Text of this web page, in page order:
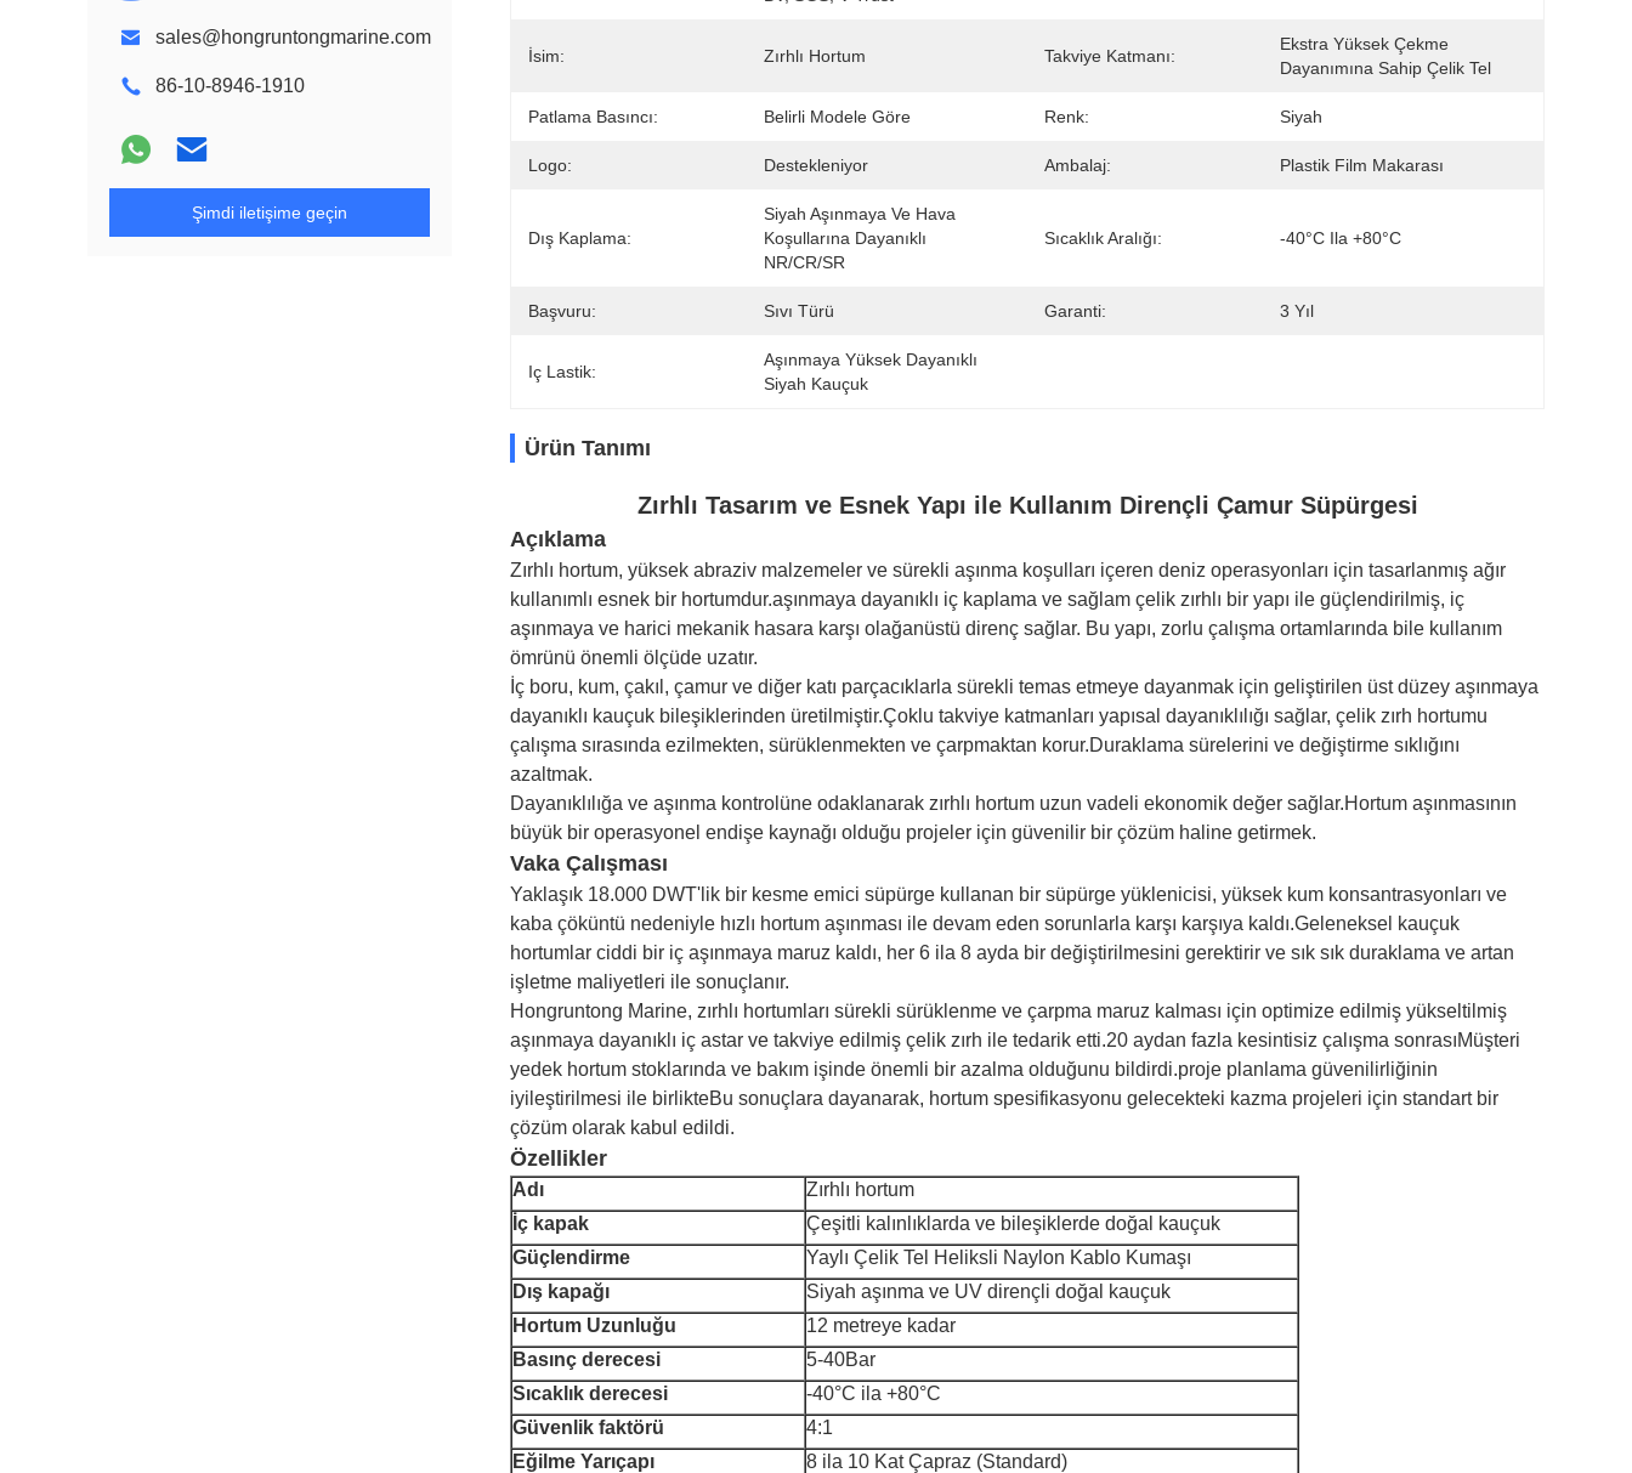
sales@hongruntongmarine.com
86-10-8946-1910
Şimdi iletişime geçin
İsim: Zırhlı Hortum Takviye Katmanı:
Ekstra Yüksek Çekme
Dayanımına Sahip Çelik Tel
Patlama Basıncı: Belirli Modele Göre Renk: Siyah
Logo: Destekleniyor Ambalaj: Plastik Film Makarası
Dış Kaplama:
Siyah Aşınmaya Ve Hava
Koşullarına Dayanıklı
NR/CR/SR
Sıcaklık Aralığı: -40°C Ila +80°C
Başvuru: Sıvı Türü Garanti: 3 Yıl
Iç Lastik:
Aşınmaya Yüksek Dayanıklı
Siyah Kauçuk
Ürün Tanımı
Zırhlı Tasarım ve Esnek Yapı ile Kullanım Dirençli Çamur Süpürgesi
Açıklama
Zırhlı hortum, yüksek abraziv malzemeler ve sürekli aşınma koşulları içeren deniz operasyonları için tasarlanmış ağır
kullanımlı esnek bir hortumdur.aşınmaya dayanıklı iç kaplama ve sağlam çelik zırhlı bir yapı ile güçlendirilmiş, iç
aşınmaya ve harici mekanik hasara karşı olağanüstü direnç sağlar. Bu yapı, zorlu çalışma ortamlarında bile kullanım
ömrünü önemli ölçüde uzatır.
İç boru, kum, çakıl, çamur ve diğer katı parçacıklarla sürekli temas etmeye dayanmak için geliştirilen üst düzey aşınmaya
dayanıklı kauçuk bileşiklerinden üretilmiştir.Çoklu takviye katmanları yapısal dayanıklılığı sağlar, çelik zırh hortumu
çalışma sırasında ezilmekten, sürüklenmekten ve çarpmaktan korur.Duraklama sürelerini ve değiştirme sıklığını
azaltmak.
Dayanıklılığa ve aşınma kontrolüne odaklanarak zırhlı hortum uzun vadeli ekonomik değer sağlar.Hortum aşınmasının
büyük bir operasyonel endişe kaynağı olduğu projeler için güvenilir bir çözüm haline getirmek.
Vaka Çalışması
Yaklaşık 18.000 DWT'lik bir kesme emici süpürge kullanan bir süpürge yüklenicisi, yüksek kum konsantrasyonları ve
kaba çöküntü nedeniyle hızlı hortum aşınması ile devam eden sorunlarla karşı karşıya kaldı.Geleneksel kauçuk
hortumlar ciddi bir iç aşınmaya maruz kaldı, her 6 ila 8 ayda bir değiştirilmesini gerektirir ve sık sık duraklama ve artan
işletme maliyetleri ile sonuçlanır.
Hongruntong Marine, zırhlı hortumları sürekli sürüklenme ve çarpma maruz kalması için optimize edilmiş yükseltilmiş
aşınmaya dayanıklı iç astar ve takviye edilmiş çelik zırh ile tedarik etti.20 aydan fazla kesintisiz çalışma sonrasıMüşteri
yedek hortum stoklarında ve bakım işinde önemli bir azalma olduğunu bildirdi.proje planlama güvenilirliğinin
iyileştirilmesi ile birlikteBu sonuçlara dayanarak, hortum spesifikasyonu gelecekteki kazma projeleri için standart bir
çözüm olarak kabul edildi.
Özellikler
Adı
Zırhlı hortum
İç kapak
Çeşitli kalınlıklarda ve bileşiklerde doğal kauçuk
Güçlendirme
Yaylı Çelik Tel Heliksli Naylon Kablo Kumaşı
Dış kapağı
Siyah aşınma ve UV dirençli doğal kauçuk
Hortum Uzunluğu
12 metreye kadar
Basınç derecesi
5-40Bar
Sıcaklık derecesi
-40°C ila +80°C
Güvenlik faktörü
4:1
Eğilme Yarıçapı
8 ila 10 Kat Çapraz (Standard)